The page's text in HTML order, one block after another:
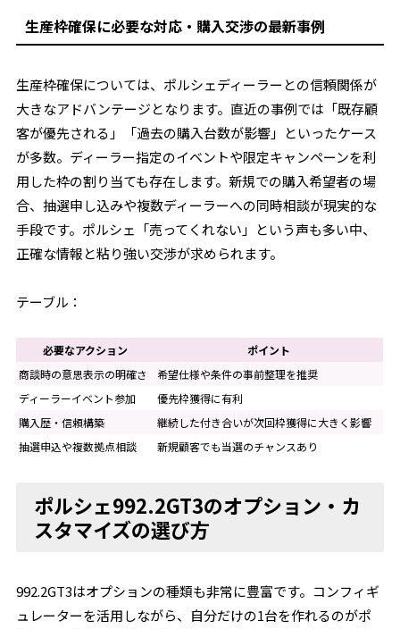
生産枠確保に必要な対応・購入交渉の最新事例
生産枠確保については、ポルシェディーラーとの信頼関係が
大きなアドバンテージとなります。直近の事例では「既存顧
客が優先される」「過去の購入台数が影響」といったケース
が多数。ディーラー指定のイベントや限定キャンペーンを利
用した枠の割り当ても存在します。新規での購入希望者の場
合、抽選申し込みや複数ディーラーへの同時相談が現実的な
手段です。ポルシェ「売ってくれない」という声も多い中、
正確な情報と粘り強い交渉が求められます。
テーブル：
必要なアクション
ポイント
商談時の意思表示の明確さ
希望仕様や条件の事前整理を推奨
ディーラーイベント参加
優先枠獲得に有利
購入歴・信頼構築
継続した付き合いが次回枠獲得に大きく影響
抽選申込や複数拠点相談
新規顧客でも当選のチャンスあり
ポルシェ992.2GT3のオプション・カ
スタマイズの選び方
992.2GT3はオプションの種類も非常に豊富です。コンフィギ
ュレーターを活用しながら、自分だけの1台を作れるのがポ